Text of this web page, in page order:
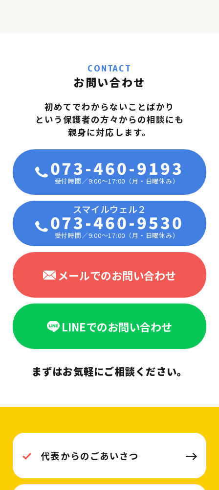
CONTACT
お問い合わせ
初めてでわからないことばかり
という保護者の方々からの相談にも
親身に対応します。
073-460-9193
受付時間／9:00〜17:00（月・日曜休み）
073-460-9530
受付時間／9:00〜17:00（月・日曜休み）
メールでのお問い合わせ
LINEでのお問い合わせ
まずはお気軽にご相談ください。
代表からのごあいさつ